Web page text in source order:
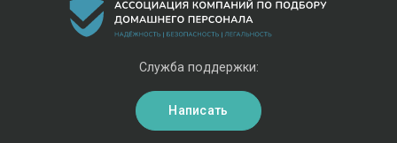
Служба поддержки:
Написать